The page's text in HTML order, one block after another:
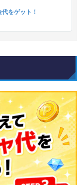
をゲット！